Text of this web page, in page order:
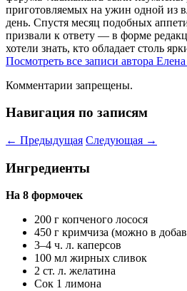
приготовляемых на ужин одной из
день. Спустя месяц подобных
призвали к ответу — в форме
хотели знать, кто обладает столь
Посмотреть все записи автора
Комментарии запрещены.
Навигация по записям
← Предыдущая Следующая →
Ингредиенты
На 8 формочек
200 г копченого лосося
450 г кримчиза (можно в
3–4 ч. л. каперсов
100 мл жирных сливок
2 ст. л. желатина
Сок 1 лимона